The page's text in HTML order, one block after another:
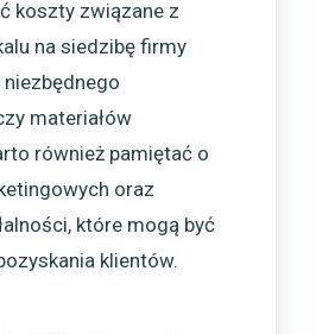
koszty związane z
na siedzibę firmy
materiałów
również pamiętać o
oraz
które mogą być
klientów.